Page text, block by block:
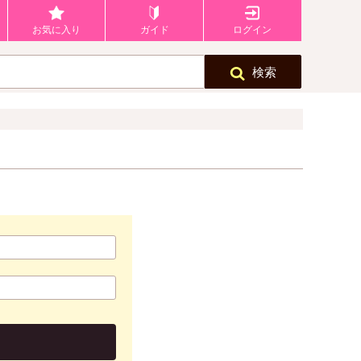
お気に入り ガイド ログイン
検索